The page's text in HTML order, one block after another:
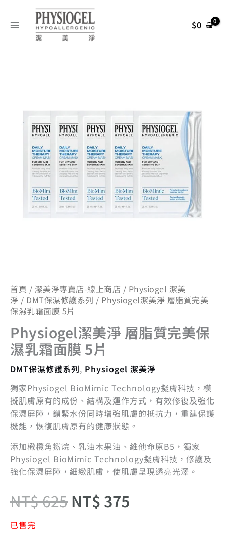
$0
首頁 / 潔美淨專賣店-線上商店 / Physiogel 潔美
淨 / DMT保濕修護系列 / Physiogel潔美淨 層脂質完美
保濕乳霜面膜 5片
Physiogel潔美淨 層脂質完美保
濕乳霜面膜 5片
DMT保濕修護系列, Physiogel 潔美淨
獨家Physiogel BioMimic Technology擬膚科技，模
擬肌膚原有的成份、結構及運作方式，有效修復及強化
保濕屏障，鎖緊水份同時增強肌膚的抵抗力，重建保護
機能，恢復肌膚原有的健康狀態。
添加橄欖角鯊烷、乳油木果油、維他命原B5，獨家
Physiogel BioMimic Technology擬膚科技，修護及
強化保濕屏障，細緻肌膚，使肌膚呈現透亮光澤。
NT$625
始
價
格：
NT$ 625。
NT$ 375
前
價
格：
NT$ 375。
已售完
尋